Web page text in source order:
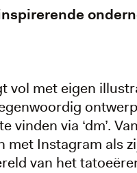
vol met eigen
via ‘dm’.
met Instagram als
van het